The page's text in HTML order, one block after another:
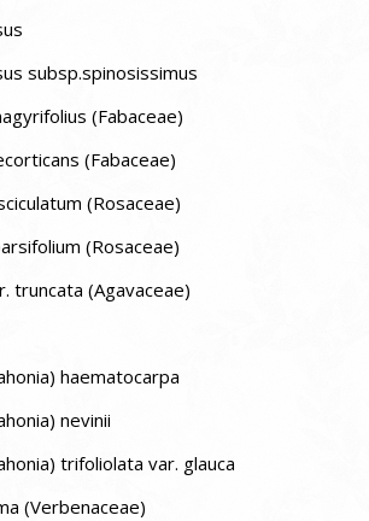
subsp.spinosissimus
(Fabaceae)
(Fabaceae)
(Rosaceae)
(Rosaceae)
truncata (Agavaceae)
haematocarpa
nevinii
trifoliolata var. glauca
(Verbenaceae)